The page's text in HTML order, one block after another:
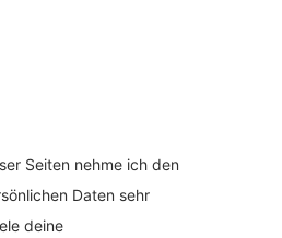
Seiten nehme ich den
Daten sehr
deine